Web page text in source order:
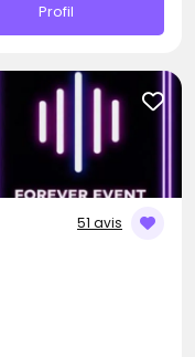
Profil
51 avis